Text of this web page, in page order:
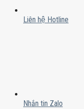
Liên hệ Hotline
Nhắn tin Zalo